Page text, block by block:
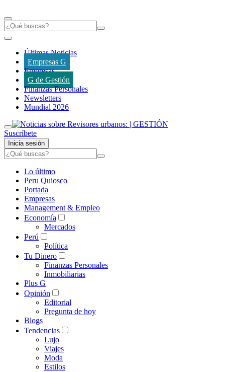
Últimas Noticias
Empresas G
Empresas
G de Gestión
Finanzas Personales
Newsletters
Mundial 2026
Suscríbete
Inicia sesión
Lo último
Peru Quiosco
Portada
Empresas
Management & Empleo
Economía
Mercados
Perú
Política
Tu Dinero
Finanzas Personales
Inmobiliarias
Plus G
Opinión
Editorial
Pregunta de hoy
Blogs
Tendencias
Lujo
Viajes
Moda
Estilos